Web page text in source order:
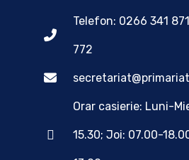
Telefon: 0266 341
772
Orar casierie: Luni-
15.30; Joi: 07.00-